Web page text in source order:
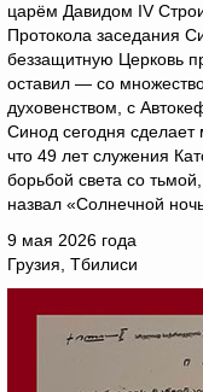
царём Давидом IV
Протокола заседания
беззащитную Церковь
оставил — со
духовенством, с
Синод сегодня
что 49 лет служения
борьбой света со
назвал «Солнечной
9 мая 2026 года
Грузия, Тбилиси